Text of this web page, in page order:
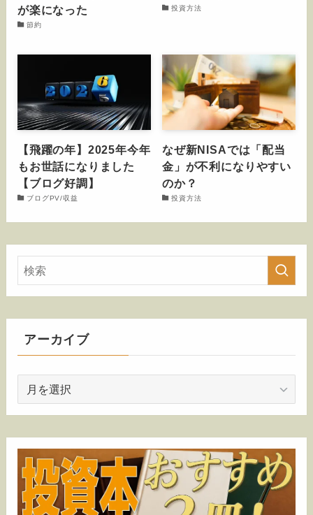
が楽になった
節約
投資方法
【飛躍の年】2025年今年
もお世話になりました
【ブログ好調】
ブログPV/収益
なぜ新NISAでは「配当
金」が不利になりやすい
のか？
投資方法
アーカイブ
カ
イ
ブ